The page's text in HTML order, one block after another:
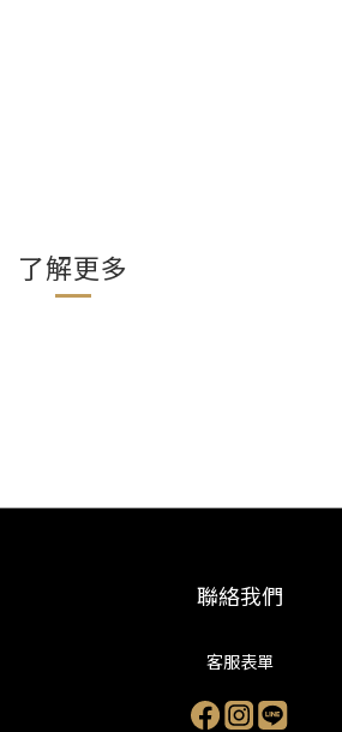
了解更多
聯絡我們
客服表單